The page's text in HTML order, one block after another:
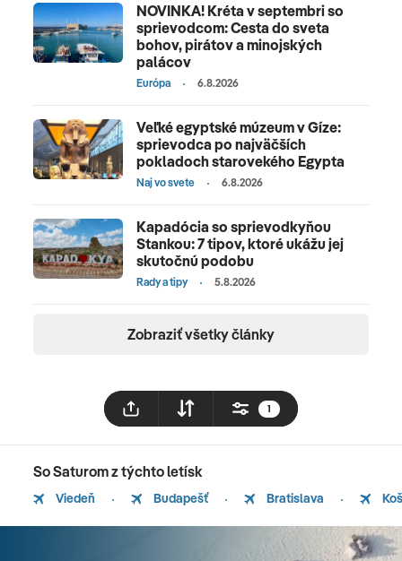
NOVINKA! Kréta v septembri so
sprievodcom: Cesta do sveta
bohov, pirátov a minojských
palácov
Európa 6.8.2026
Veľké egyptské múzeum v Gíze:
sprievodca po najväčších
pokladoch starovekého Egypta
Naj vo svete 6.8.2026
Kapadócia so sprievodkyňou
Stankou: 7 tipov, ktoré ukážu jej
skutočnú podobu
Rady a tipy 5.8.2026
Zobraziť všetky články
1
So Saturom z týchto letísk
Viedeň Budapešť Bratislava